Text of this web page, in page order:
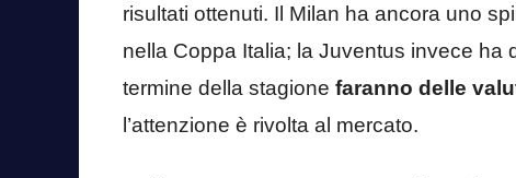
risultati ottenuti. Il Milan ha ancora uno
nella Coppa Italia; la Juventus invece ha
termine della stagione faranno delle
l’attenzione è rivolta al mercato.